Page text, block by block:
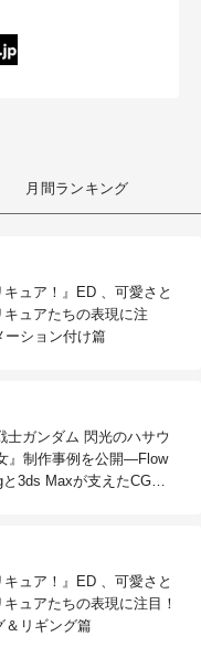
月間ランキング
ュア！』ED 、可愛さと
ュアたちの表現に注
ーション付け篇
士ガンダム 閃光のハサウ
』制作事例を公開―Flow
3ds Maxが支えたCG制
ュア！』ED 、可愛さと
ュアたちの表現に注目！
＆リギング篇